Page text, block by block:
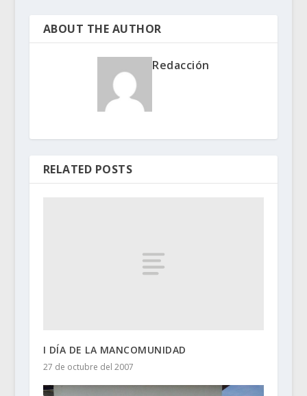
ABOUT THE AUTHOR
Redacción
RELATED POSTS
I DÍA DE LA MANCOMUNIDAD
27 de octubre del 2007